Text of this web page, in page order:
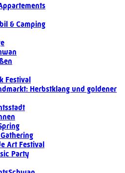
& Camping
Festival
Herbstklang und goldener
Art Festival
Party